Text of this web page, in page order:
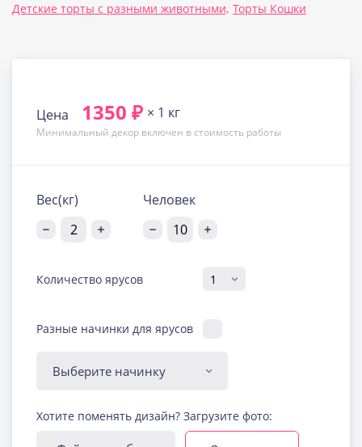
Детские торты с разными животными, Торты Кошки
Цена 1350 ₽ × 1 кг
Минимальный декор включен в стоимость работы
Вес(кг) Человек
Количество ярусов
Разные начинки для ярусов
Диабетическая-
безглютеновая начинка
Узнать подробнее о начинке
Хотите поменять дизайн? Загрузите фото: